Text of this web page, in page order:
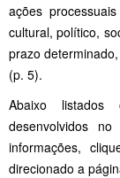
ações
cultural, político,
prazo
(p. 5).
Abaixo
desenvolvidos
informações,
direcionado a